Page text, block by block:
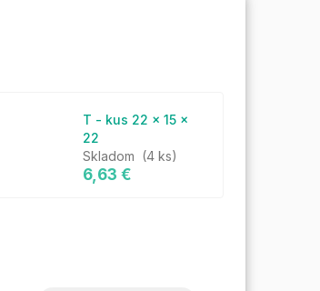
T - kus 22 x 15 x
22
Skladom (4 ks)
6,63 €